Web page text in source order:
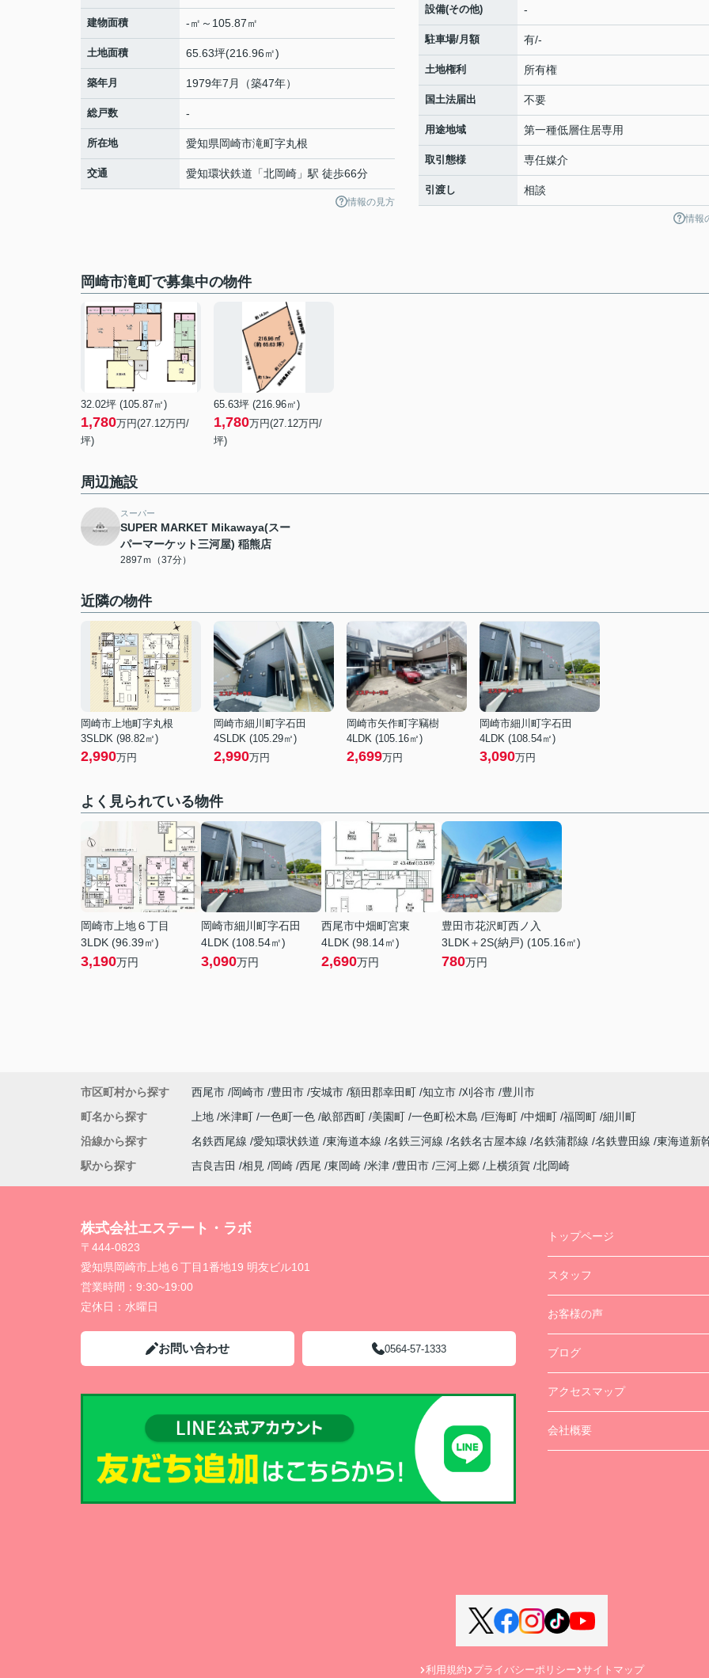
建物面積 -㎡～105.87㎡
土地面積 65.63坪(216.96㎡)
築年月 1979年7月（築47年）
総戸数 -
所在地 愛知県岡崎市滝町字丸根
交通 愛知環状鉄道 「北岡崎 」駅 徒歩66分
情報の見方
設備(その他) -
駐車場/月額 有/-
土地権利 所有権
国土法届出 不要
用途地域 第一種低層住居専用
取引態様 専任媒介
引渡し 相談
情報
岡崎市滝町で募集中の物件
32.02坪 (105.87㎡)
1,780万円(27.12万円/
坪)
65.63坪 (216.96㎡)
1,780万円(27.12万円/
坪)
周辺施設
スーパー
SUPER MARKET Mikawaya(スー
パーマーケット三河屋) 稲熊店
2897ｍ（37分）
近隣の物件
岡崎市上地町字丸根
3SLDK (98.82㎡)
2,990万円
岡崎市細川町字石田
4SLDK (105.29㎡)
2,990万円
岡崎市矢作町字竊樹
4LDK (105.16㎡)
2,699万円
岡崎市細川町字石田
4LDK (108.54㎡)
3,090万円
よく見られている物件
岡崎市上地６丁目
3LDK (96.39㎡)
3,190万円
岡崎市細川町字石田
4LDK (108.54㎡)
3,090万円
西尾市中畑町宮東
4LDK (98.14㎡)
2,690万円
豊田市花沢町西ノ入
3LDK＋2S(納戸) (105.16㎡)
780万円
市区町村から探す 西尾市 岡崎市 豊田市 安城市 額田郡幸田町 知立市 刈谷市 豊川市
町名から探す
上地 米津町 一色町一色 畝部西町 美園町 一色町松木島 巨海町 中畑町 福岡町 細川町
沿線から探す
名鉄西尾線 愛知環状鉄道 東海道本線 名鉄三河線 名鉄名古屋本線 名鉄蒲郡線 名鉄豊田線 東海道新
駅から探す
吉良吉田 相見 岡崎 西尾 東岡崎 米津 豊田市 三河上郷 上横須賀 北岡崎
株式会社エステート・ラボ
〒444-0823
愛知県岡崎市上地６丁目1番地19 明友ビル101
営業時間： 9:30~19:00
定休日： 水曜日
お問い合わせ 0564-57-1333
トップページ
スタッフ
お客様の声
ブログ
アクセスマップ
会社概要
利用規約 プライバシーポリシー サイトマップ